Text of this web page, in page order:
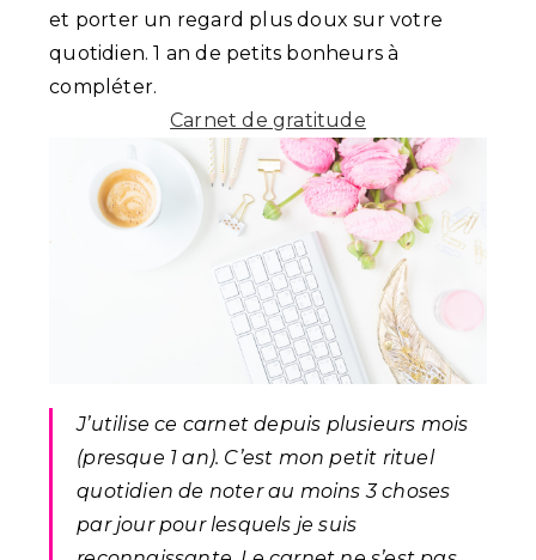
et porter un regard plus doux sur votre
quotidien. 1 an de petits bonheurs à
compléter.
Carnet de gratitude
J’utilise ce carnet depuis plusieurs mois
(presque 1 an). C’est mon petit rituel
quotidien de noter au moins 3 choses
par jour pour lesquels je suis